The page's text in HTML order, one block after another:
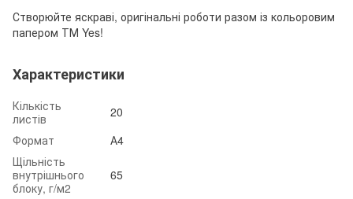
Створюйте яскраві, оригінальні роботи разом із кольоровим
папером ТМ Yes!
Характеристики
Кількість
листів
20
Формат
А4
Щільність
внутрішнього
блоку, г/м2
65